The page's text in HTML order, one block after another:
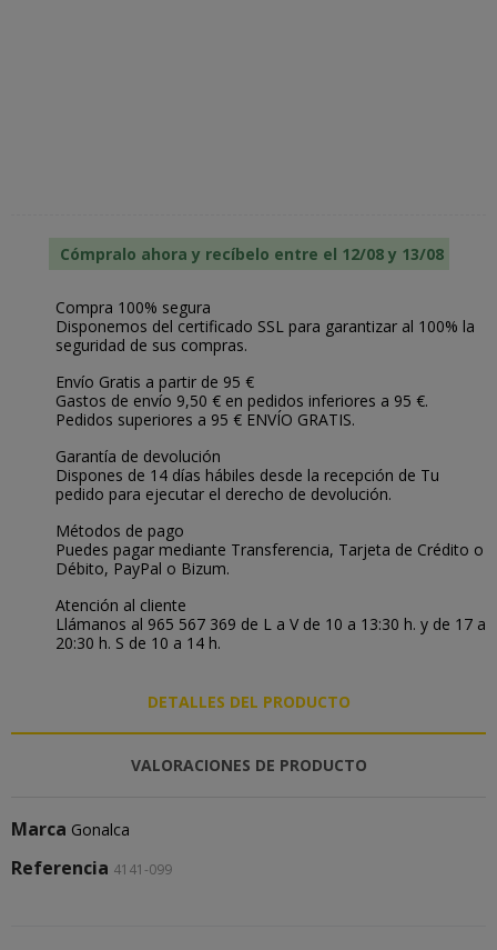
Cómpralo ahora y recíbelo entre el 12/08 y 13/08
Compra 100% segura
Disponemos del certificado SSL para garantizar al 100% la
seguridad de sus compras.
Envío Gratis a partir de 95 €
Gastos de envío 9,50 € en pedidos inferiores a 95 €.
Pedidos superiores a 95 € ENVÍO GRATIS.
Garantía de devolución
Dispones de 14 días hábiles desde la recepción de Tu
pedido para ejecutar el derecho de devolución.
Métodos de pago
Puedes pagar mediante Transferencia, Tarjeta de Crédito o
Débito, PayPal o Bizum.
Atención al cliente
Llámanos al 965 567 369 de L a V de 10 a 13:30 h. y de 17 a
20:30 h. S de 10 a 14 h.
DETALLES DEL PRODUCTO
VALORACIONES DE PRODUCTO
Marca Gonalca
Referencia 4141-099